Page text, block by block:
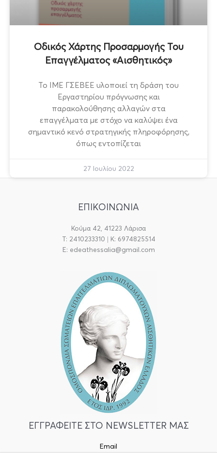
Οδικός Χάρτης Προσαρμογής Του
Επαγγέλματος «Αισθητικός»
Το ΙΜΕ ΓΣΕΒΕΕ υλοποιεί τη δράση του
Εργαστηρίου πρόγνωσης και
παρακολούθησης αλλαγών στα
επαγγέλματα με στόχο να καλύψει ένα
σημαντικό κενό στρατηγικής πληροφόρησης,
όπως εντοπίζεται
27 Ιουλίου 2022
ΕΠΙΚΟΙΝΩΝΙΑ
Κούμα 42, 41223 Λάρισα
T: 2410233310 | Κ: 6974825514
E: edeathessalia@gmail.com
ΕΓΓΡΑΦΕΙΤΕ ΣΤΟ NEWSLETTER ΜΑΣ
Email